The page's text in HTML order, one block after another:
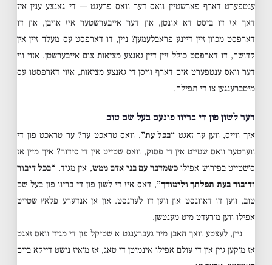
ענטפערט דארף פארשטיין וואס דער וואס פרעגט — די גאנצע ענין איז
דאך אז דו ביסט דא אונטן, און דער אייבערשטער איז אויבן, און דו
דארפסט מכוון זיין דיינע פראבלעמען? ניין, דו דארפסט עס מעלה זיין אין
קדושה, דו דארפסט כולל זיין דיין גאנצע מציאות צום אייבערשטן. אזוי ווי
דער וואס ענטפערט אים דארף וויסן די גאנצע מציאות, אזוי דארפסטו עס
מיטברענגען צו די תפילה.
דער לשון פון די בריוו פונעם בעל שם טוב
איך ווייס, ווען ער זאגט “בכל עת”, וואס טראכט ער? ער טראכט פון די
ווערטער וואס שטייט אין די פסוק, וואס שטייט אין די סידור? איך מיין אז
ס׳שטייט בפירוש אפילוכשמדבר עם בני אדם ממש, אין מגיד. “בכל דיבור
ודיבור בעת תפלתך ולימודך”, דאס איז די לשון פון די בריוו פון בעל שם
טוב, ווען דו דאוונסט און ווען דו לערנסט. און אן אנדערע פלאץ שטייט
אפילו ווען מ׳רעדט מיט מענטשן.
ניין, לעצטע וואך האבן מיר געברענגט א שטיקל פון די מגיד וואס זאגט
אז מ׳קען גיין אין די עולם אפילו אינמיטן די טאג, אז מ׳איז נישט דייקא ביים